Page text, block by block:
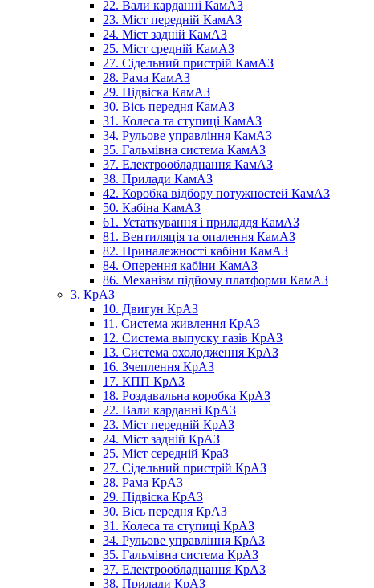
22. Вали карданні КамАЗ
23. Міст передній КамАЗ
24. Міст задній КамАЗ
25. Міст средній КамАЗ
27. Сідельний пристрій КамАЗ
28. Рама КамАЗ
29. Підвіска КамАЗ
30. Вісь передня КамАЗ
31. Колеса та ступиці КамАЗ
34. Рульове управління КамАЗ
35. Гальмівна система КамАЗ
37. Електрообладнання КамАЗ
38. Прилади КамАЗ
42. Коробка відбору потужностей КамАЗ
50. Кабіна КамАЗ
61. Устаткування і приладдя КамАЗ
81. Вентиляція та опалення КамАЗ
82. Приналежності кабіни КамАЗ
84. Оперення кабіни КамАЗ
86. Механізм підйому платформи КамАЗ
3. КрАЗ
10. Двигун КрАЗ
11. Система живлення КрАЗ
12. Система выпуску газів КрАЗ
13. Система охолодження КрАЗ
16. Зчеплення КрАЗ
17. КПП КрАЗ
18. Роздавальна коробка КрАЗ
22. Вали карданні КрАЗ
23. Міст передній КрАЗ
24. Міст задній КрАЗ
25. Міст середній КраЗ
27. Сідельний пристрій КрАЗ
28. Рама КрАЗ
29. Підвіска КрАЗ
30. Вісь передня КрАЗ
31. Колеса та ступиці КрАЗ
34. Рульове управління КрАЗ
35. Гальмівна система КрАЗ
37. Електрообладнання КрАЗ
38. Прилади КрАЗ